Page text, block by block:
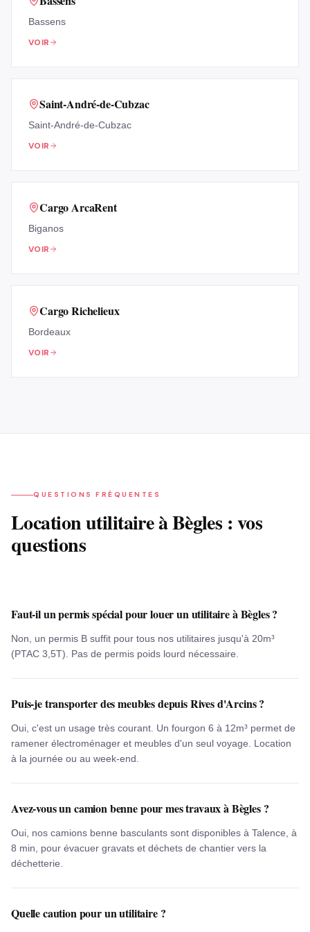
Bassens
VOIR
Saint-André-de-Cubzac
Saint-André-de-Cubzac
VOIR
Cargo ArcaRent
Biganos
VOIR
Cargo Richelieux
Bordeaux
VOIR
QUESTIONS FRÉQUENTES
LocationutilitaireàBègles : vos
questions
Faut-il un permis spécial pour louer un utilitaire à Bègles ?
Non, un permis B suffit pour tous nos utilitaires jusqu'à 20m³
(PTAC 3,5T). Pas de permis poids lourd nécessaire.
Puis-je transporter des meubles depuis Rives d'Arcins ?
Oui, c'est un usage très courant. Un fourgon 6 à 12m³ permet de
ramener électroménager et meubles d'un seul voyage. Location
à la journée ou au week-end.
Avez-vous un camion benne pour mes travaux à Bègles ?
Oui, nos camions benne basculants sont disponibles à Talence, à
8 min, pour évacuer gravats et déchets de chantier vers la
déchetterie.
Quelle caution pour un utilitaire ?